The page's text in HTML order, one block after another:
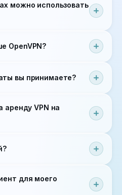
можно использовать
OpenVPN?
вы принимаете?
аренду VPN на
для моего